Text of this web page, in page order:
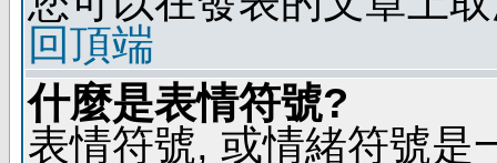
回頂端
什麼是表情符號?
表情符號, 或情緒符號是